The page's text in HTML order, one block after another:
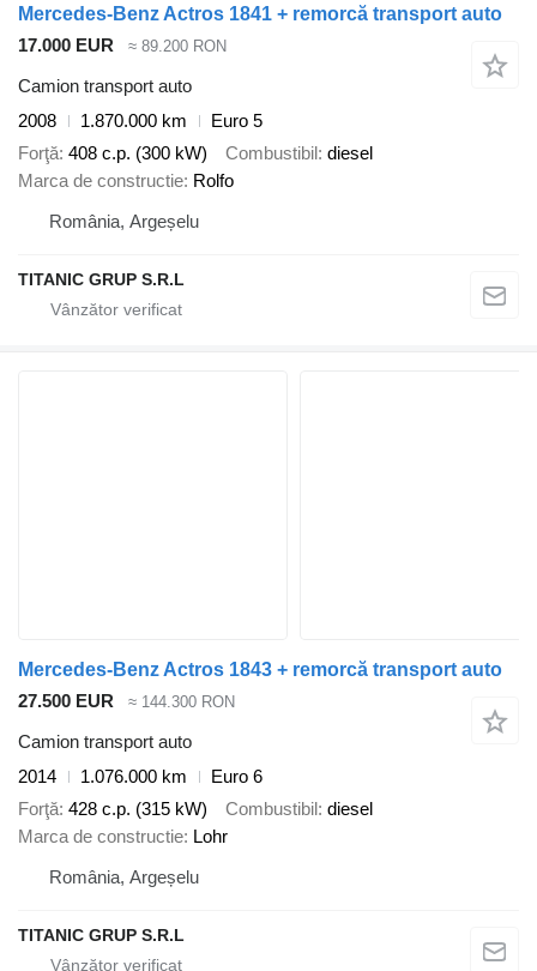
Mercedes-Benz Actros 1841 + remorcă transport auto
17.000 EUR
≈ 89.200 RON
Camion transport auto
2008
1.870.000 km
Euro 5
Forţă 408 c.p. (300 kW) Combustibil diesel
Marca de constructie Rolfo
România, Argeșelu
TITANIC GRUP S.R.L
Mercedes-Benz Actros 1843 + remorcă transport auto
27.500 EUR
≈ 144.300 RON
Camion transport auto
2014
1.076.000 km
Euro 6
Forţă 428 c.p. (315 kW) Combustibil diesel
Marca de constructie Lohr
România, Argeșelu
TITANIC GRUP S.R.L